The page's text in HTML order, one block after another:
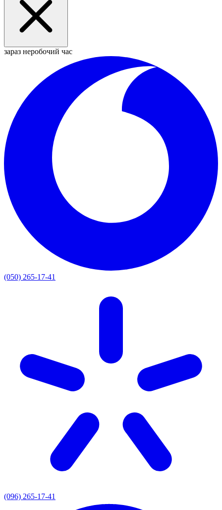
зараз неробочий час
(050) 265-17-41
(096) 265-17-41